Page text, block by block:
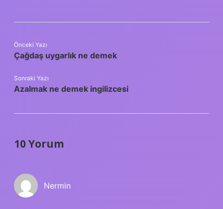
Önceki Yazı
Çağdaş uygarlık ne demek
Sonraki Yazı
Azalmak ne demek ingilizcesi
10 Yorum
Nermin